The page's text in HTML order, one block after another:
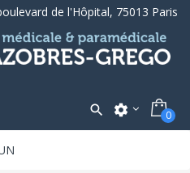
de l'Hôpital, 75013 Paris
 settings 0